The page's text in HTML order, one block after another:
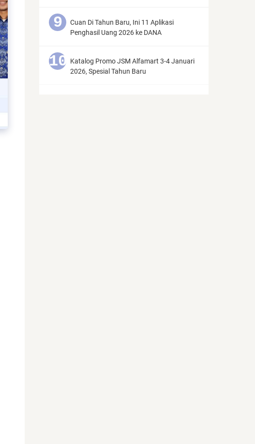
Cuan Di Tahun Baru, Ini 11 Aplikasi
Penghasil Uang 2026 ke DANA
Katalog Promo JSM Alfamart 3-4 Januari
2026, Spesial Tahun Baru